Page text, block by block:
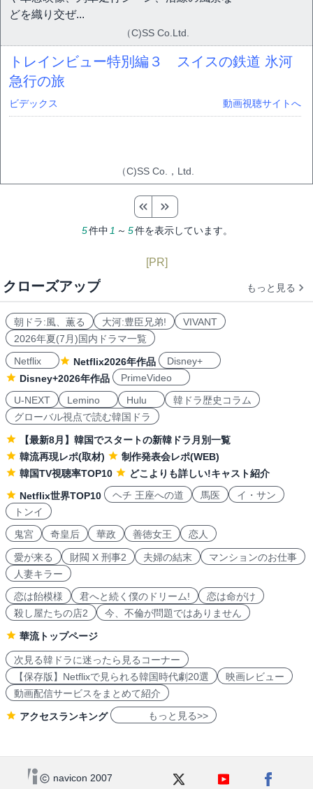
どを織り交ぜ...
（C)SS Co.Ltd.
トレインビュー特別編３ スイスの鉄道 氷河
急行の旅
ビデックス 動画視聴サイトへ
（C)SS Co.，Ltd.
5件中 1 ～ 5件を表示しています。
[PR]
クローズアップ もっと見る
朝ドラ:風、薫る 大河:豊臣兄弟!
VIVANT
2026年夏(7月)国内ドラマ一覧
Netflix
Netflix2026年作品
Disney+
Disney+2026年作品
PrimeVideo
U-NEXT
Lemino Hulu
韓ドラ歴史コラム
グローバル視点で読む韓国ドラ
【最新8月】韓国でスタートの新韓ドラ月別一覧
韓流再現レポ(取材)
制作発表会レポ(WEB)
韓国TV視聴率TOP10
どこよりも詳しい!キャスト紹介
Netflix世界TOP10
ヘチ 王座への道 馬医
イ・サン
トンイ
鬼宮
奇皇后 華政 善徳女王 恋人
愛が来る 財閥 X 刑事2 夫婦の結末
マンションのお仕事
人妻キラー
恋は飴模様
君へと続く僕のドリーム!
恋は命がけ
殺し屋たちの店2
今、不倫が問題ではありません
華流トップページ
次見る韓ドラに迷ったら見るコーナー
【保存版】Netflixで見られる韓国時代劇20選
映画レビュー
動画配信サービスをまとめて紹介
アクセスランキング もっと見る>>
navicon 2007